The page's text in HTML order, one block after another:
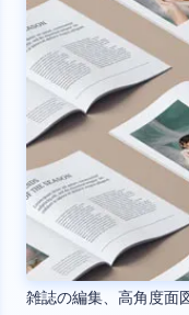
雑誌の編集、高角度面